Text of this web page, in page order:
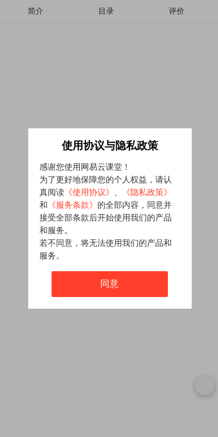
简介 目录 评价
使用协议与隐私政策
感谢您使用网易云课堂！
为了更好地保障您的个人权益，请认
真阅读 《使用协议》 、
《隐私政策》
和 《服务条款》 的全部内容，同意并
接受全部条款后开始使用我们的产品
和服务。
若不同意，将无法使用我们的产品和
服务。
同意